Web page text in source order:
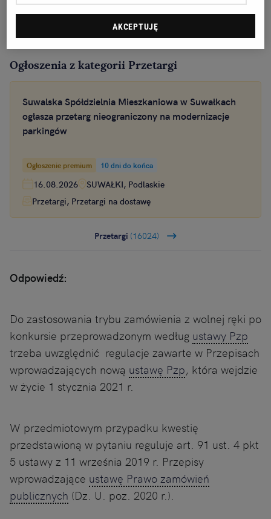
Ogłoszenia z kategorii Przetargi
Suwalska Spółdzielnia Mieszkaniowa w Suwałkach
ogłasza przetarg nieograniczony na modernizacje
parkingów
Ogłoszenie premium 10 dni do końca
16.08.2026
SUWAŁKI, Podlaskie
Przetargi, Przetargi na dostawę
Przetargi (16024)
Odpowiedź:
Do zastosowania trybu zamówienia z wolnej ręki po
konkursie przeprowadzonym według ustawy Pzp
trzeba uwzględnić regulacje zawarte w Przepisach
wprowadzających nową ustawę Pzp, która wejdzie
w życie 1 stycznia 2021 r.
W przedmiotowym przypadku kwestię
przedstawioną w pytaniu reguluje art. 91 ust. 4 pkt
5 ustawy z 11 września 2019 r. Przepisy
wprowadzające ustawę Prawo zamówień
publicznych (Dz. U. poz. 2020 r.).
AKCEPTUJĘ